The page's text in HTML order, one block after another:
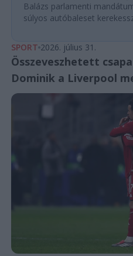
Balázs parlamenti
súlyos autóbaleset
SPORT 2026. július 31.
Összeveszhetett
Dominik a Liverpool